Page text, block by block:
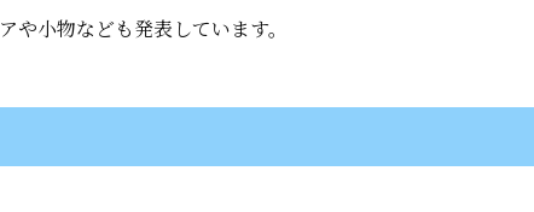
小物なども発表しています。